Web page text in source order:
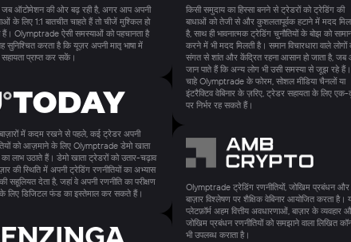
जब ऑटोमेशन की ओर बढ़ रही है, अगर आप अपनी
के लिए 1:1 बातचीत चाहते हैं तो चीजें मुश्किल हो
Olymptrade ऐसी समस्याओं को पहचानता है
सुनिश्चित करता है कि यूज़र अपनी मातृ भाषा में
सहायता प्राप्त कर सकें।
में कदम रखने से पहले, कई ट्रेडर अपनी
को आज़माने के लिए Olymptrade डेमो खाता
लाभ उठाते हैं। डेमो खाता ट्रेडरों को उतार-चढ़ाव
की स्थिति में अपनी ट्रेडिंग रणनीतियों का अभ्यास
सहूलियत देता है, जहां वे अपनी रणनीति का परीक्षण
लिए डिजिटल फंड का इस्तेमाल कर सकते हैं।
किसी समुदाय का हिस्सा बनने से ट्रेडरों को ट्रेडिंग की
बाधाओं को तेजी से और कुशलतापूर्वक हटाने में मदद
है, साथ ही भावनात्मक ट्रेडिंग चुनौतियों के बोझ को
करने में भी मदद मिलती है। समान विचारधारा वाले लोगों
संगत से शांत और केंद्रित रहना आसान हो जाता है, जब
जान पाते हैं कि अन्य लोग भी उसी समस्या से जूझ रहे हैं।
चाहे Olymptrade के फोरम, सोशल मीडिया चैनलों या
इंटरैक्टिव वेबिनार के ज़रिए, ट्रेडर सहायता के लिए
पर निर्भर रह सकते हैं।
Olymptrade ट्रेडिंग रणनीतियों, जोखिम प्रबंधन और
बाज़ार विश्लेषण पर शैक्षिक वेबिनार आयोजित करता है।
प्लेटफ़ॉर्म अहम वित्तीय अवधारणाओं, बाज़ार के व्यवहार
जोखिम प्रबंधन रणनीतियों को समझाने वाला लिखित
भी उपलब्ध कराता है।